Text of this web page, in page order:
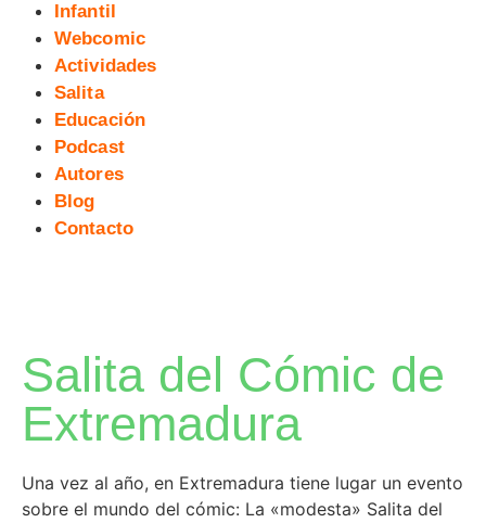
Infantil
Webcomic
Actividades
Salita
Educación
Podcast
Autores
Blog
Contacto
Salita del Cómic de
Extremadura
Una vez al año, en Extremadura tiene lugar un evento
sobre el mundo del cómic: La «modesta» Salita del